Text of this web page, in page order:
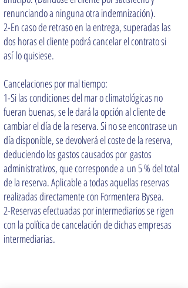
renunciando a ninguna otra indemnización).
2-En caso de retraso en la entrega, superadas las
dos horas el cliente podrá cancelar el contrato si
así lo quisiese.
Cancelaciones por mal tiempo:
1-Si las condiciones del mar o climatológicas no
fueran buenas, se le dará la opción al cliente de
cambiar el día de la reserva. Si no se encontrase un
día disponible, se devolverá el coste de la reserva,
deduciendo los gastos causados por gastos
administrativos, que corresponde a un 5 % del total
de la reserva. Aplicable a todas aquellas reservas
realizadas directamente con Formentera Bysea.
2-Reservas efectuadas por intermediarios se rigen
con la política de cancelación de dichas empresas
intermediarias.